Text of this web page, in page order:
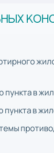
пункта в
пункта в